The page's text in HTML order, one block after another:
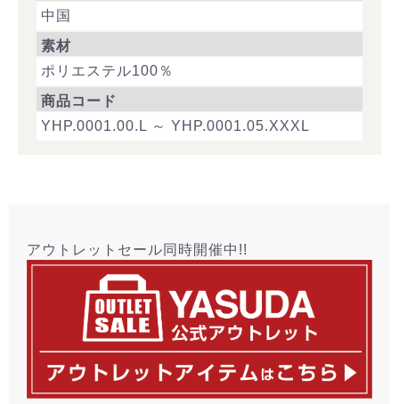
中国
素材
ポリエステル100％
商品コード
YHP.0001.00.L ～ YHP.0001.05.XXXL
アウトレットセール同時開催中!!